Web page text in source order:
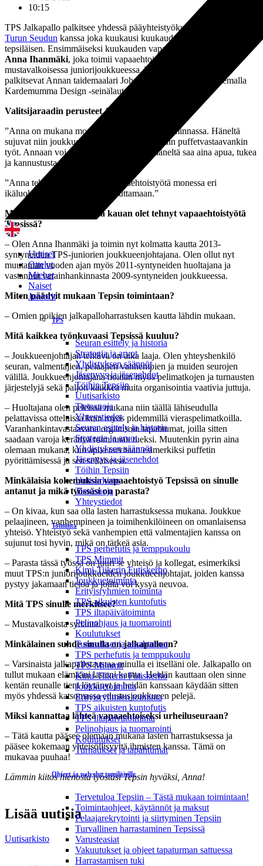
Uutiset
Ottelut
Miehet
Naiset
Juniorit
TPS
Seuran esittely ja historia
Strategia ja arvot
Yhdistyksen säännöt
Jäsenyys ja jäsenehdot
Töihin Tepsiin
Uutisarkisto
Tietosuoja
Yhteystiedot
Seuran esittely ja historia
Strategia ja arvot
Yhdistyksen säännöt
Jäsenyys ja jäsenehdot
Töihin Tepsiin
Uutisarkisto
Tietosuoja
Yhteystiedot
Toiminta
TPS perhefutis ja temppukoulu
TPS Mimmit
Kimi-Tiikerin Futiskerho
Joukkuetoiminta
Erityisryhmien toiminta
TPS aikuisten kuntofutis
TPS iltapäivätoiminta
Pelinohjaus ja tuomarointi
Koulutukset
Turnaukset ja tapahtumat
TPS perhefutis ja temppukoulu
TPS Mimmit
Kimi-Tiikerin Futiskerho
Joukkuetoiminta
Erityisryhmien toiminta
TPS aikuisten kuntofutis
TPS iltapäivätoiminta
Pelinohjaus ja tuomarointi
Koulutukset
Turnaukset ja tapahtumat
Ohjeet ja palvelut tepsiläisille
Tervetuloa Tepsiin – Tästä mukaan toimintaan!
Toimintaohjeet, käytännöt ja maksut
Pelaajarekrytointi ja siirtyminen Tepsiin
Turvallinen harrastaminen Tepsissä
Varusteasiat
Vakuutukset ja ohjeet tapaturman sattuessa
Harrastamisen tuki
10:15
TPS Jalkapallo palkitsee yhdessä pääyhteistyökumppaninsa
Turun Seudun kanssa joka kuukausi kuukauden vapaaehtoisen
tepsiläisen. Ensimmäiseksi kuukauden vapaaehtoiseksi on valittu
Anna Ihanmäki, joka toimii vapaaehtoisena kolmessa
mustavalkoisessa juniorijoukkueessa. TPS ja OP Turun Seutu
palkitsevat Annan taidemaalari Johanna Oraksen suunnittelemalla
Kardemumma Design -seinälautassetillä.
Valitsijaraadin perusteet Annan valinnalle:
”Anna on mukana monen TPS-joukkueen toiminnassa. Häneltä
sujuvat niin joukkueenjohtajan, huoltajan kuin puffetvastaavankin
työt. Annaan voi aina olla yhteydessä ja häneltä saa aina apua, tukea
ja kannustusta.”
”Anna tekee pyyteettömästi vapaaehtoistyötä monessa eri
ikäluokassa ja on aina valmis auttamaan.”
Moi! Kuka olet ja kuinka kauan olet tehnyt vapaaehtoistyötä
Tepsissä?
– Olen Anna Ihanmäki ja toimin nyt kolmatta kautta 2013-
syntyneiden TPS-juniorien joukkueenjohtajana. Olen ollut nyt
muutaman vuoden ajan myös 2011-syntyneiden huoltajana ja
vastannut varainhankinnasta 2009-syntyneiden joukkueessa.
Miten päädyit mukaan Tepsin toimintaan?
– Omien poikien jalkapalloharrastuksen kautta lähdin mukaan.
Mitä kaikkea työnkuvaasi Tepsissä kuuluu?
– Joukkueenjohtajan tehtävä on aika laaja. Olen yhteyshenkilö
seuran, valmentajien, pelaajien vanhempien ja muiden seurojen
välillä. Joukkueenjohtajana hoidan myös pelimatkojen ja turnausten
järjestelyjä sekä paljon kaikkea muita organisointia vaativia juttuja.
– Huoltajana olen peleissä mukana niin täällä lähiseudulla
pelattavissa otteluissa kuin myös pidemmillä vieraspelimatkoilla.
Varanhankintavastaavana organisoin tapahtumat, joilla sitten
saadaan varoja kerättyä toiminnan tueksi. Muutenkin pyrin aina
olemaan mukana, kun apua tarvitaan esimerkiksi puffetin
pyörittämisessä ja sen sellaisessa.
Minkälaisia kokemuksia vapaaehtoistyö Tepsissä on sinulle
antanut ja mikä työssäsi on parasta?
– On kivaa, kun saa olla lasten harrastuksessa mukana. Joukkue
pelaajineen, vanhempineen ja toimihenkilöineen on omanlaisensa
yhteisö. Yhteistyö sekä vanhempien että valmentajien kanssa on
sujunut tosi hyvin, mikä on tärkeä asia.
– Parasta tässä työssä on juuri se yhteisö ja kollegat, esimerkiksi
muut TPS:n juniorijoukkueiden joukkueenjohtajat, joiden kanssa
pystyy jakamaan tietoa ja joilta voi kysyä neuvoa.
Mitä TPS sinulle merkitsee?
– Mustavalkoista sydäntä.
Minkälainen suhde sinulla on jalkapalloon?
– Varsinaista jalkapallotaustaa minulla ei itselläni ole. Jalkapallo on
tullut mukaan elämääni lasteni kautta. Heidän kauttaan olen sinne
kentän reunalle tieni löytänyt ja heidän kanssaan käydään sitten
myös yhdessä katsomassa edustusjoukkueen pelejä.
Miksi kannattaa lähteä vapaaehtoiseksi urheiluseuraan?
– Tätä kautta pääsee olemaan mukana lasten harrastuksessa ja
pääsee kokemaan yhteisöllisyyttä ihmisten kanssa. Tämä on
mukavaa puuhaa!
Lämmin kiitos hienosta työstäsi Tepsin hyväksi, Anna!
Lisää uutisia
Uutisarkisto